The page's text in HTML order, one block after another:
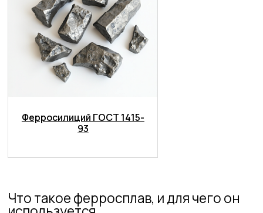
Ферросилиций ГОСТ 1415-
93
Что такое ферросплав, и для чего он